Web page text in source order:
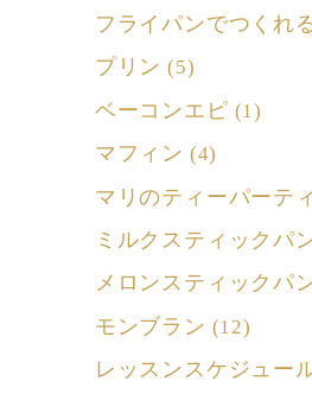
フライパンでつくれ
プリン (5)
ベーコンエピ (1)
マフィン (4)
マリのティーパーテ
ミルクスティックパ
メロンスティックパ
モンブラン (12)
レッスンスケジュー